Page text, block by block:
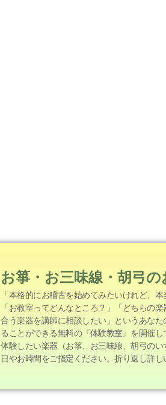
お箏・お三味線・胡弓
「本格的にお稽古を始めてみたいけれど、
「お教室ってどんなところ？」「どちらの
合う楽器を講師に相談したい」というあな
ることができる無料の『体験教室』を開催し
体験したい楽器（お箏、お三味線、胡弓の
日やお時間をご指定ください。折り返し詳し